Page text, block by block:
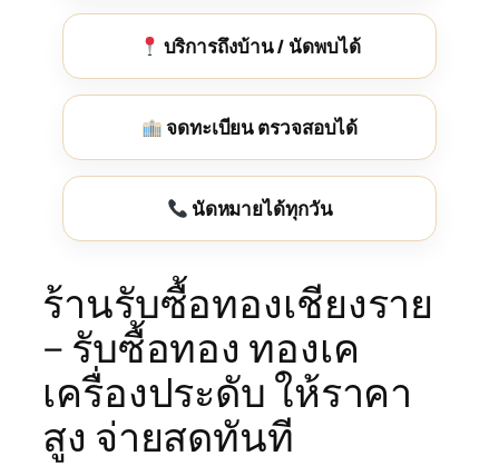
บริการถึงบ้าน / นัดพบได้
จดทะเบียน ตรวจสอบได้
นัดหมายได้ทุกวัน
ร้านรับซื้อทองเชียงราย
– รับซื้อทอง ทองเค
เครื่องประดับ ให้ราคา
สูง จ่ายสดทันที